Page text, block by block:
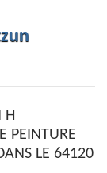
H
PEINTURE
LE 64120